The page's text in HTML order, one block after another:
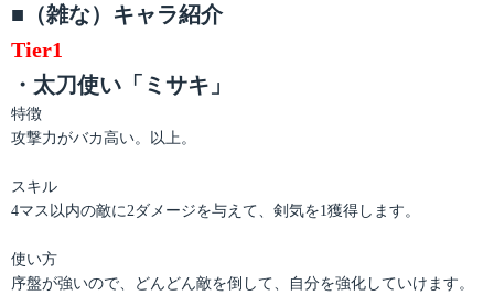
■（雑な）キャラ紹介
Tier1
・太刀使い「ミサキ」
特徴
攻撃力がバカ高い。以上。
スキル
4マス以内の敵に2ダメージを与えて、剣気を1獲得します。
使い方
序盤が強いので、どんどん敵を倒して、自分を強化していけます。